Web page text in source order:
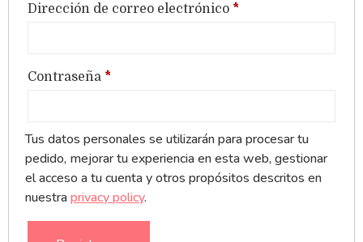
Dirección de correo electrónico *
Contraseña *
Tus datos personales se utilizarán para procesar tu
pedido, mejorar tu experiencia en esta web, gestionar
el acceso a tu cuenta y otros propósitos descritos en
nuestraprivacy policy.